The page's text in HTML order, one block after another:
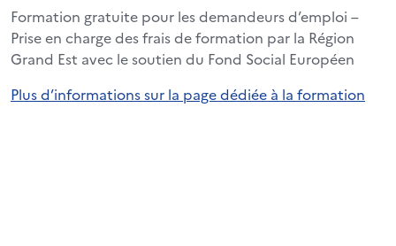
Formation gratuite pour les demandeurs d’emploi –
Prise en charge des frais de formation par la Région
Grand Est avec le soutien du Fond Social Européen
Plus d’informations sur la page dédiée à la formation